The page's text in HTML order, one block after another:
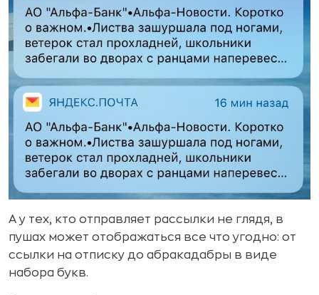
А у тех, кто отправляет рассылки не глядя, в
пушах может отображаться все что угодно: от
ссылки на отписку до абракадабры в виде
набора букв.